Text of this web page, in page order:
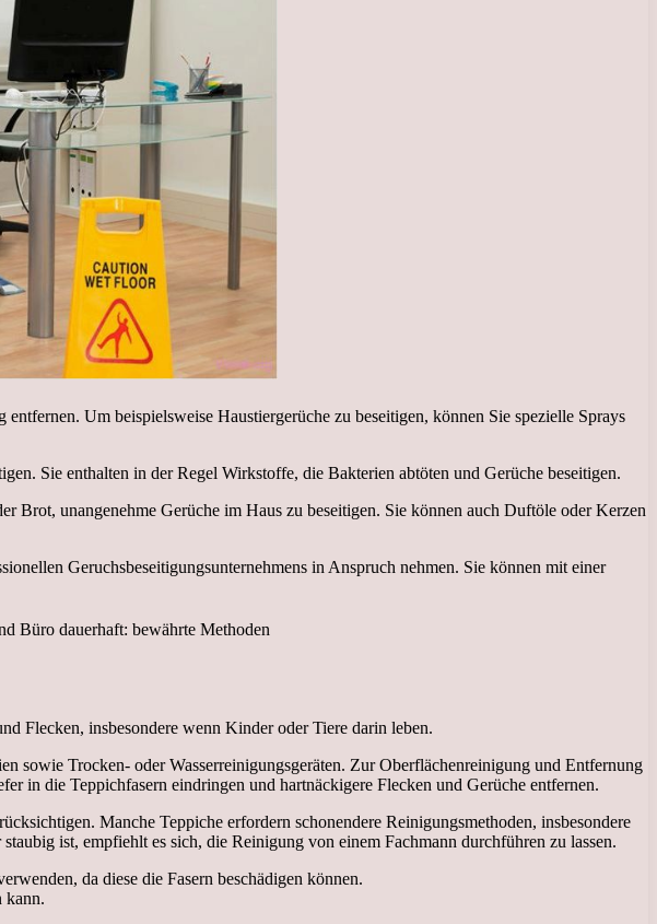
Um beispielsweise Haustiergerüche zu beseitigen, können Sie spezielle Sprays
Sie enthalten in der Regel Wirkstoffe, die Bakterien abtöten und Gerüche beseitigen.
Brot, unangenehme Gerüche im Haus zu beseitigen. Sie können auch Duftöle oder Kerzen
Geruchsbeseitigungsunternehmens in Anspruch nehmen. Sie können mit einer
Flecken, insbesondere wenn Kinder oder Tiere darin leben.
sowie Trocken- oder Wasserreinigungsgeräten. Zur Oberflächenreinigung und Entfernung
in die Teppichfasern eindringen und hartnäckigere Flecken und Gerüche entfernen.
Manche Teppiche erfordern schonendere Reinigungsmethoden, insbesondere
ist, empfiehlt es sich, die Reinigung von einem Fachmann durchführen zu lassen.
da diese die Fasern beschädigen können.
kann.